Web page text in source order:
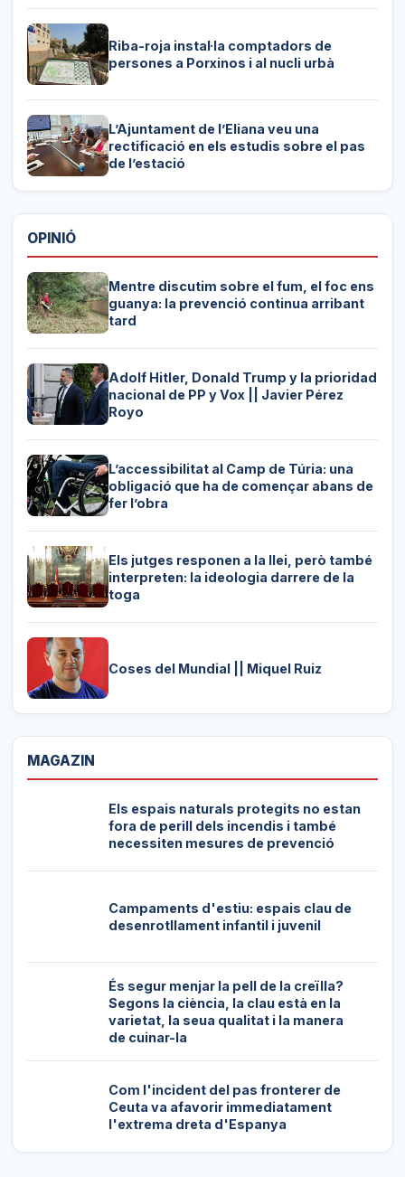
Riba-roja instal·la comptadors de
persones a Porxinos i al nucli urbà
L’Ajuntament de l’Eliana veu una
rectificació en els estudis sobre el pas
de l’estació
OPINIÓ
Mentre discutim sobre el fum, el foc ens
guanya: la prevenció continua arribant
tard
Adolf Hitler, Donald Trump y la prioridad
nacional de PP y Vox || Javier Pérez
Royo
L’accessibilitat al Camp de Túria: una
obligació que ha de començar abans de
fer l’obra
Els jutges responen a la llei, però també
interpreten: la ideologia darrere de la
toga
Coses del Mundial || Miquel Ruiz
MAGAZIN
Els espais naturals protegits no estan
fora de perill dels incendis i també
necessiten mesures de prevenció
Campaments d'estiu: espais clau de
desenrotllament infantil i juvenil
És segur menjar la pell de la creïlla?
Segons la ciència, la clau està en la
varietat, la seua qualitat i la manera
de cuinar-la
Com l'incident del pas fronterer de
Ceuta va afavorir immediatament
l'extrema dreta d'Espanya